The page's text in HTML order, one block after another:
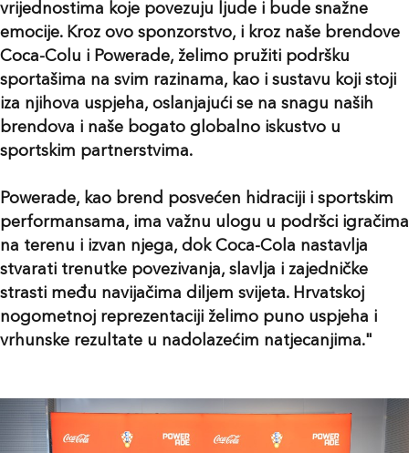
vrijednostima koje povezuju ljude i bude snažne
emocije. Kroz ovo sponzorstvo, i kroz naše brendove
Coca-Colu i Powerade, želimo pružiti podršku
sportašima na svim razinama, kao i sustavu koji stoji
iza njihova uspjeha, oslanjajući se na snagu naših
brendova i naše bogato globalno iskustvo u
sportskim partnerstvima.
Powerade, kao brend posvećen hidraciji i sportskim
performansama, ima važnu ulogu u podršci igračima
na terenu i izvan njega, dok Coca-Cola nastavlja
stvarati trenutke povezivanja, slavlja i zajedničke
strasti među navijačima diljem svijeta. Hrvatskoj
nogometnoj reprezentaciji želimo puno uspjeha i
vrhunske rezultate u nadolazećim natjecanjima."